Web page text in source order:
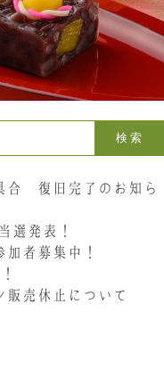
〜17:30）
合 復旧完了のお知ら
選発表！
者募集中！
販売休止について